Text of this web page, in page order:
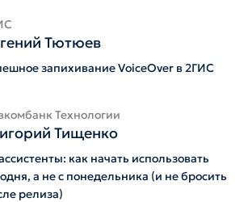
Тютюев
запихивание VoiceOver в 2ГИС
Технологии
Тищенко
как начать использовать
а не с понедельника (и не бросить
релиза)